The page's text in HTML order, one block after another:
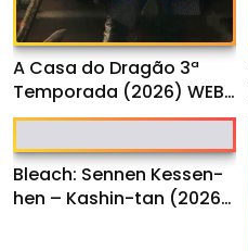
A Casa do Dragão 3ª
Temporada (2026) WEB-
DL 1080p Dual Áudio
Bleach: Sennen Kessen-
hen – Kashin-tan (2026)